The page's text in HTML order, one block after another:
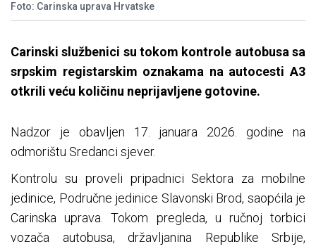
Foto: Carinska uprava Hrvatske
Carinski službenici su tokom kontrole autobusa sa
srpskim registarskim oznakama na autocesti A3
otkrili veću količinu neprijavljene gotovine.
Nadzor je obavljen 17. januara 2026. godine na
odmorištu Sredanci sjever.
Kontrolu su proveli pripadnici Sektora za mobilne
jedinice, Područne jedinice Slavonski Brod, saopćila je
Carinska uprava. Tokom pregleda, u ručnoj torbici
vozača autobusa, državljanina Republike Srbije,